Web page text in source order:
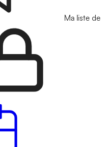
Ma liste de